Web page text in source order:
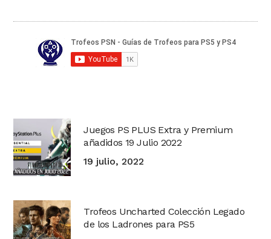
Juegos PS PLUS Extra y Premium
añadidos 19 Julio 2022
19 julio, 2022
Trofeos Uncharted Colección Legado
de los Ladrones para PS5